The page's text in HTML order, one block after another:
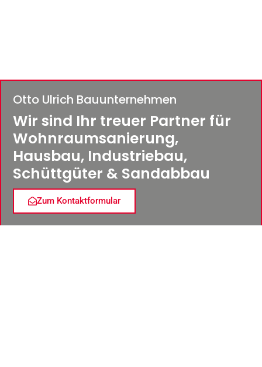
Otto Ulrich Bauunternehmen
Wir sind Ihr treuer Partner für
Wohnraumsanierung,
Hausbau, Industriebau,
Schüttgüter & Sandabbau
Zum Kontaktformular